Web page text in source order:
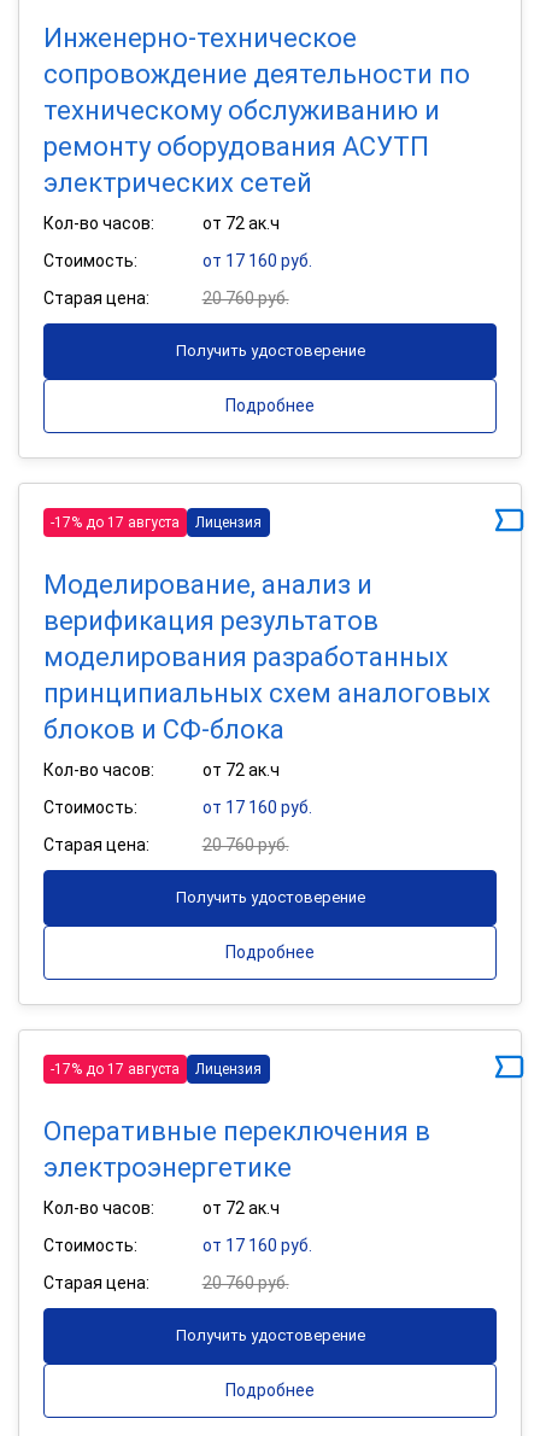
Инженерно-техническое
сопровождение деятельности по
техническому обслуживанию и
ремонту оборудования АСУТП
электрических сетей
Кол-во часов:
от 72 ак.ч
Стоимость:
от 17 160 руб.
Старая цена:
20 760 руб.
Получить удостоверение
Подробнее
-17% до 17 августа Лицензия
Моделирование, анализ и
верификация результатов
моделирования разработанных
принципиальных схем аналоговых
блоков и СФ-блока
Кол-во часов:
от 72 ак.ч
Стоимость:
от 17 160 руб.
Старая цена:
20 760 руб.
Получить удостоверение
Подробнее
-17% до 17 августа Лицензия
Оперативные переключения в
электроэнергетике
Кол-во часов:
от 72 ак.ч
Стоимость:
от 17 160 руб.
Старая цена:
20 760 руб.
Получить удостоверение
Подробнее